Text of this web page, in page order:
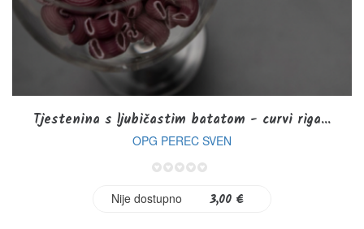
Tjestenina s ljubičastim batatom - curvi riga...
OPG PEREC SVEN
Nije dostupno
3,00 €